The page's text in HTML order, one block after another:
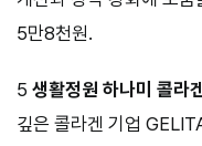
5만8천원.
5 생활정원 하나미 콜라
깊은 콜라겐 기업